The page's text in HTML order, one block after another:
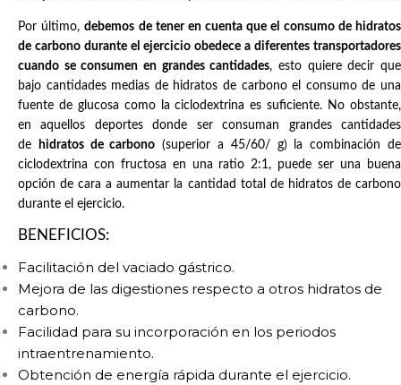
Por último,debemos de tener en cuenta que el consumo de hidratos
de carbono durante el ejercicio obedece a diferentes transportadores
cuando se consumen en grandes cantidades, esto quiere decir que
bajo cantidades medias de hidratos de carbono el consumo de una
fuente de glucosa como la ciclodextrina es suficiente. No obstante,
en aquellos deportes donde ser consuman grandes cantidades
de
hidratos de carbono (superior a 45/60/ g) la combinación de
ciclodextrina con fructosa en una ratio 2:1, puede ser una buena
opción de cara a aumentar la cantidad total de hidratos de carbono
durante el ejercicio.
BENEFICIOS:
Facilitación del vaciado gástrico.
Mejora de las digestiones respecto a otros hidratos de
carbono.
Facilidad para su incorporación en los periodos
intraentrenamiento.
Obtención de energía rápida durante el ejercicio.